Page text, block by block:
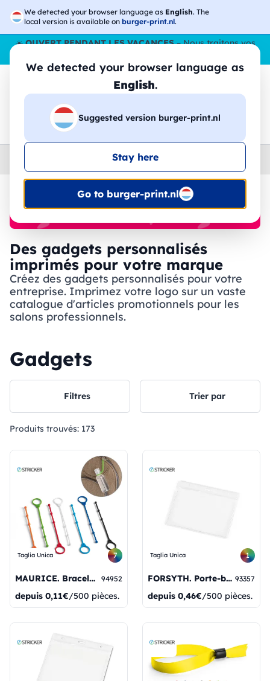
We detected your browser language as English. The
local version is available on burger-print.nl.
We detected your browser language as
English.
Suggested version burger-print.nl
Stay here
Go to burger-print.nl
☀️OUVERT PENDANT LES VACANCES– Nous traitons vos
🔎 Recherchez parmi les produits
gadgets-personnalises
🔥 Impression DTF à -30 %
Des gadgets personnalisés
imprimés pour votre marque
Créez des gadgets personnalisés pour votre
entreprise. Imprimez votre logo sur un vaste
catalogue d'articles promotionnels pour les
salons professionnels.
Gadgets
Filtres Trier par
Produits trouvés: 173
Taglia Unica 7
MAURICE. Bracelet en silicone 94952
depuis 0,11€/500 pièces.
Taglia Unica 1
FORSYTH. Porte-badge horizontal en PVC. 93357
depuis 0,46€/500 pièces.